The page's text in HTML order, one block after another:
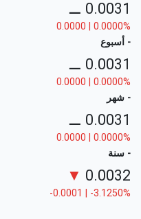
0.0031
⚊
0.0000 | 0.0000%
- أسبوع
0.0031
⚊
0.0000 | 0.0000%
- شهر
0.0031
⚊
0.0000 | 0.0000%
- سنة
0.0032
▼
-0.0001 | -3.1250%